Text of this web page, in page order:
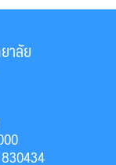
าลัย